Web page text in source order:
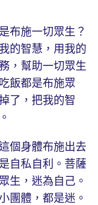
施一切眾生？
的智慧，用我的
，幫助一切眾生
飯都是布施眾
了，把我的智
個身體布施出去
自私自利。菩薩
生，迷為自己。
團體，都是迷。